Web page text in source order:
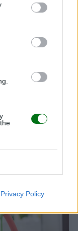
Privacy Policy
TU BEBÉ